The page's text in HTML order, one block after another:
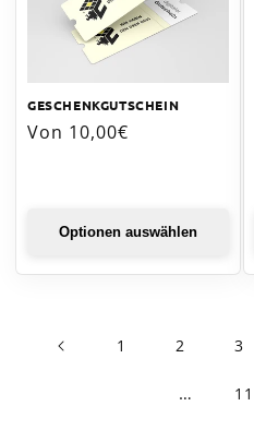
GESCHENKGUTSCHEIN
Normaler
Von 10,00€
Optionen auswählen
1 2 3
… 11